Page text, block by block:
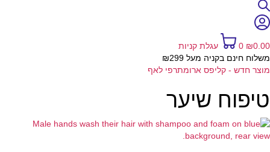
₪0.00
0
עגלת קניות
משלוח חינם בקניה מעל ₪299
מוצר חדש - קליפס ארומתרפי לאף
טיפוח שיער